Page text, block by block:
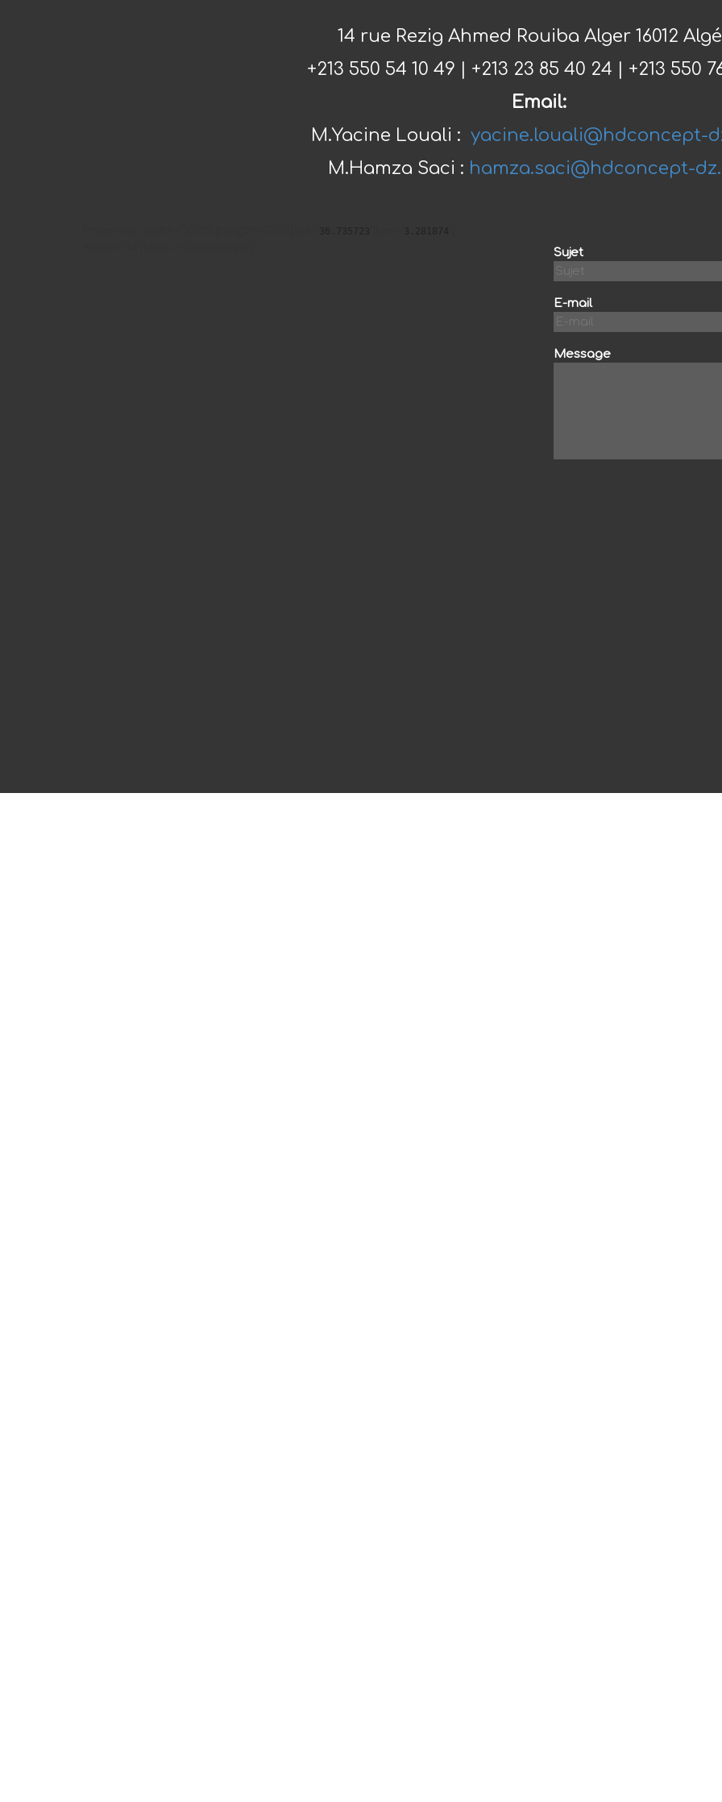
14 rue Rezig Ahmed Rouiba Alger 16012
+213 550 54 10 49 | +213 23 85 40 24 | +213 550
Email:
M.Yacine Louali : yacine.louali@hdconcept-
M.Hamza Saci : hamza.saci@hdconcept-
Sujet
E-mail
Message